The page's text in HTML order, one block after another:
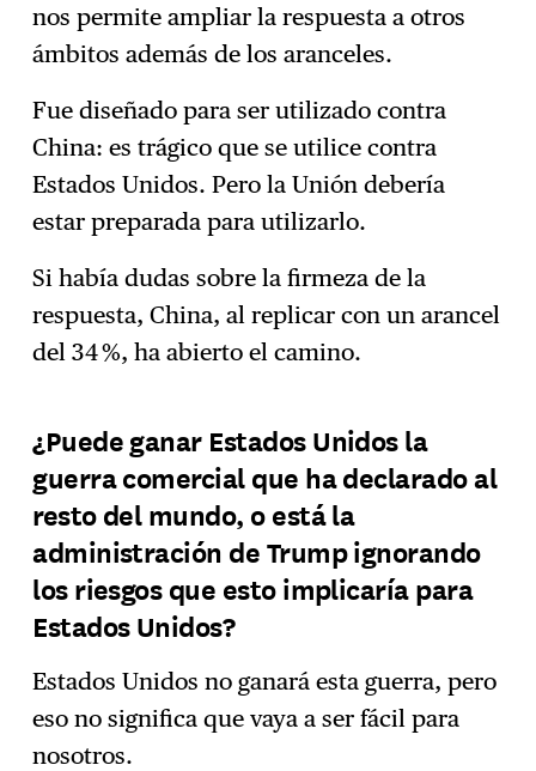
nos permite ampliar la respuesta a otros
ámbitos además de los aranceles.
Fue diseñado para ser utilizado contra
China: es trágico que se utilice contra
Estados Unidos. Pero la Unión debería
estar preparada para utilizarlo.
Si había dudas sobre la firmeza de la
respuesta, China, al replicar con un arancel
del 34 %, ha abierto el camino.
¿Puede ganar Estados Unidos la
guerra comercial que ha declarado al
resto del mundo, o está la
administración de Trump ignorando
los riesgos que esto implicaría para
Estados Unidos?
Estados Unidos no ganará esta guerra, pero
eso no significa que vaya a ser fácil para
nosotros.